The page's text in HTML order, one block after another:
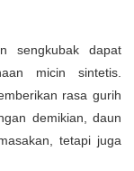
sengkubak dapat
micin sintetis.
rasa gurih
demikian, daun
tetapi juga